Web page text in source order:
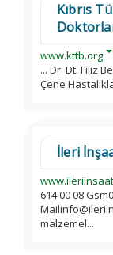
Kıbrıs
www.kttb.org
... Dr. Dt. Filiz
Çene
İleri
614 00 08
malzemel...